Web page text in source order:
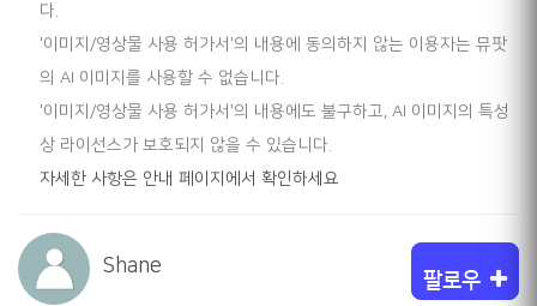
다.
'이미지/영상물 사용 허가서'의 내용에 동의하지 않는 이용자는 뮤팟
의 AI 이미지를 사용할 수 없습니다.
'이미지/영상물 사용 허가서'의 내용에도 불구하고, AI 이미지의 특성
상 라이선스가 보호되지 않을 수 있습니다.
자세한 사항은 안내 페이지에서 확인하세요
Shane
팔로우